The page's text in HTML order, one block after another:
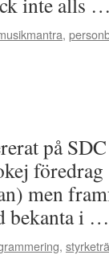
,
på
men
bekanta i
,